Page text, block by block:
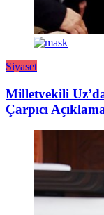
Siyaset
Milletvekili
Çarpıcı